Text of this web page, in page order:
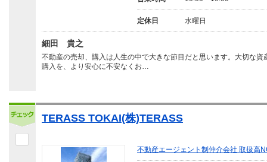
定休日 水曜日
細田 貴之
不動産の売却、購入は人生の中で大きな節目だと思います。大切な資
購入を、より安心に不安なくお…
TERASS TOKAI(株)TERASS
不動産エージェント制仲介会社 取扱高